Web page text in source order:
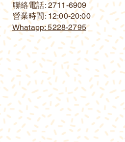
​聯絡電話: 2711-6909
營業時間: 12:00-20:00
Whatapp: 5228-2795